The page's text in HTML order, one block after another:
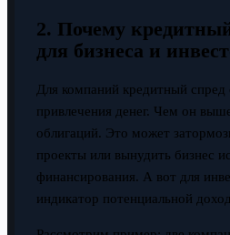
2. Почему
для бизнеса и
Для компаний кредитный спред
привлечения денег. Чем он
облигаций. Это может
проекты или вынудить бизнес
финансирования. А вот для
индикатор потенциальной